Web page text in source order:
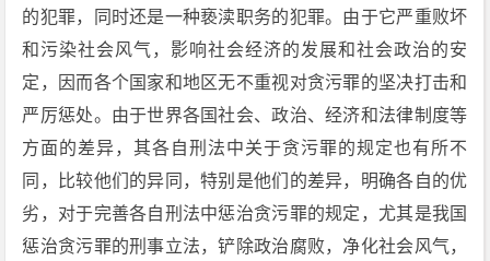
的犯罪，同时还是一种亵渎职务的犯罪。由于它严重败坏
和污染社会风气，影响社会经济的发展和社会政治的安
定，因而各个国家和地区无不重视对贪污罪的坚决打击和
严厉惩处。由于世界各国社会、政治、经济和法律制度等
方面的差异，其各自刑法中关于贪污罪的规定也有所不
同，比较他们的异同，特别是他们的差异，明确各自的优
劣，对于完善各自刑法中惩治贪污罪的规定，尤其是我国
惩治贪污罪的刑事立法，铲除政治腐败，净化社会风气，